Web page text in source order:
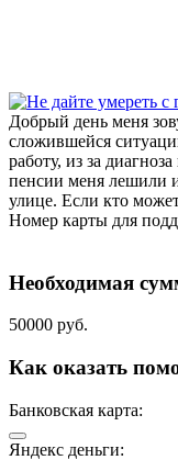
Добрый день меня
сложившейся
работу, из за
пенсии меня лешили
улице. Если кто
Номер карты для
Необходимая
50000 руб.
Как оказать
Банковская карта:
Яндекс деньги: